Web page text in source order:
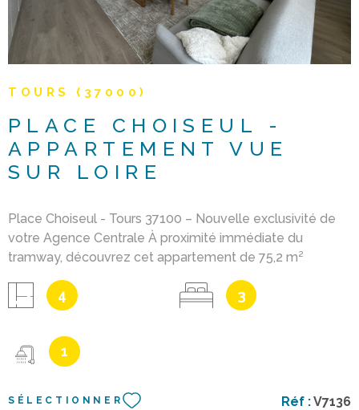
TOURS (37000)
PLACE CHOISEUL -
APPARTEMENT VUE
SUR LOIRE
Place Choiseul - Tours 37100 – Nouvelle exclusivité de
votre Agence Centrale À proximité immédiate du
tramway, découvrez cet appartement de 75,2 m²
habitables , situé au 4ᵉ et dernier étage d'une résidence
parfaitement entretenue, au calme et en retrait de la
place Choiseul. Le bien bénéficie d'une place de parking
couverte privative . Accessible par un ascenseur
desservant jusqu'au 3ᵉ étage , cet appartement
agréable pièce de vie de 30 m² , lumineuse, avec cuisine
4 3
1
SÉLECTIONNER Réf :V7136